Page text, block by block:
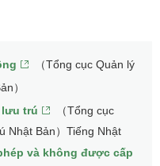
（Tổng cục Quản lý
）
trú
（Tổng cục
Nhật Bản）Tiếng Nhật
và không được cấp